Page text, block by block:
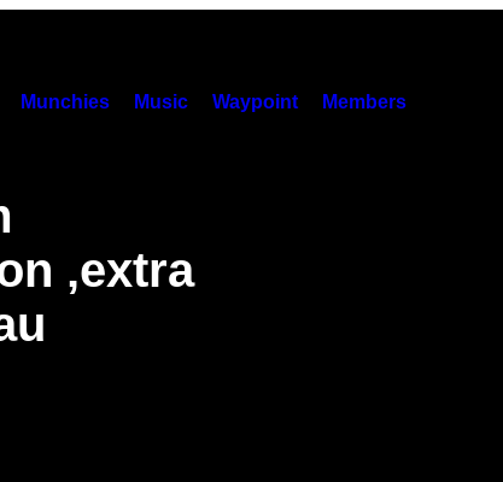
Munchies Music Waypoint Members
‚extra